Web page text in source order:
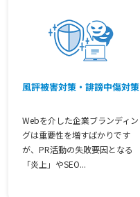
風評被害対策・誹謗中傷対策
Webを介した企業ブランディン
グは重要性を増すばかりです
が、PR活動の失敗要因となる
「炎上」やSEO...